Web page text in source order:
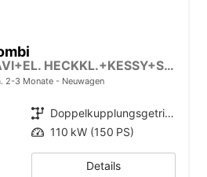
Selection DSG+ NAVI+EL. HECKKL.+KESSY+SHZ V+H
2-3 Monate Neuwagen
Getriebe
Doppelkupplungsgetriebe (DSG)
Leistung 110 kW (150 PS)
Details